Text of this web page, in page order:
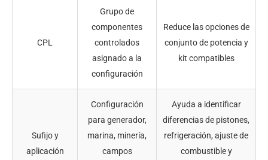
CPL
Grupo de
componentes
controlados
asignado a la
configuración
Reduce las opciones de
conjunto de potencia y
kit compatibles
Sufijo y
aplicación
Configuración
para generador,
marina, minería,
campos
Ayuda a identificar
diferencias de pistones,
refrigeración, ajuste de
combustible y